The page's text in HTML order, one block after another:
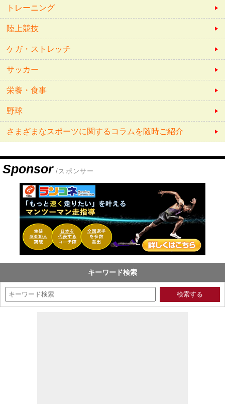
トレーニング
陸上競技
ケガ・ストレッチ
サッカー
栄養・食事
野球
さまざまなスポーツに関するコラムを随時ご紹介
Sponsor /スポンサー
キーワード検索